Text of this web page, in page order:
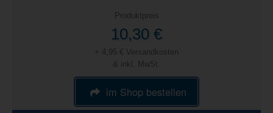
Produktpreis
10,30 €
+ 4,95 € Versandkosten
& inkl. MwSt.
im Shop bestellen